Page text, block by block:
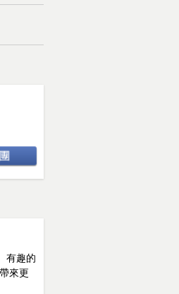
有趣的
來更